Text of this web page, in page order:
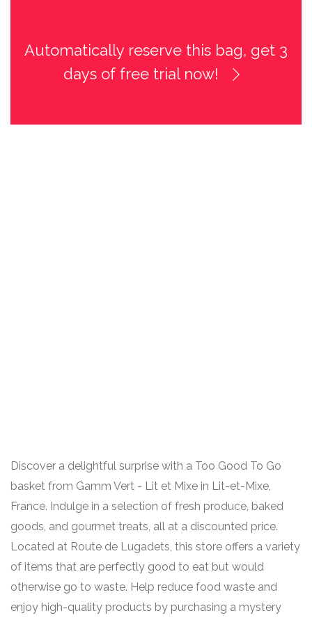
Automatically reserve this bag, get 3
days of free trial now!
Discover a delightful surprise with a Too Good To Go
basket from Gamm Vert - Lit et Mixe in Lit-et-Mixe,
France. Indulge in a selection of fresh produce, baked
goods, and gourmet treats, all at a discounted price.
Located at Route de Lugadets, this store offers a variety
of items that are perfectly good to eat but would
otherwise go to waste. Help reduce food waste and
enjoy high-quality products by purchasing a mystery